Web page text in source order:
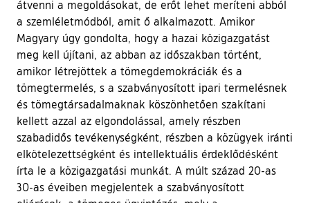
átvenni a megoldásokat, de erőt lehet meríteni abból
a szemléletmódból, amit ő alkalmazott. Amikor
Magyary úgy gondolta, hogy a hazai közigazgatást
meg kell újítani, az abban az időszakban történt,
amikor létrejöttek a tömegdemokráciák és a
tömegtermelés, s a szabványosított ipari termelésnek
és tömegtársadalmaknak köszönhetően szakítani
kellett azzal az elgondolással, amely részben
szabadidős tevékenységként, részben a közügyek iránti
elkötelezettségként és intellektuális érdeklődésként
írta le a közigazgatási munkát. A múlt század 20-as
30-as éveiben megjelentek a szabványosított